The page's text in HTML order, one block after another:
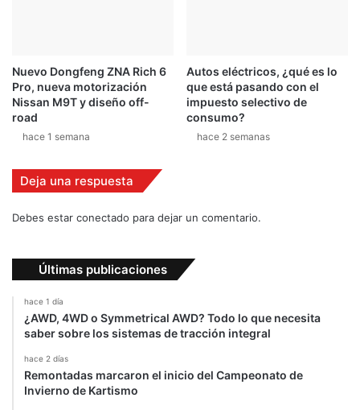
P
S
e
o
s
a
Nuevo Dongfeng ZNA Rich 6
Pro, nueva motorización
Nissan M9T y diseño off-
road
hace 1 semana
Autos eléctricos, ¿qué es lo
que está pasando con el
impuesto selectivo de
consumo?
hace 2 semanas
Deja una respuesta
Debes estar conectado para dejar un comentario.
Últimas publicaciones
hace 1 día
¿AWD, 4WD o Symmetrical AWD? Todo lo que necesita
saber sobre los sistemas de tracción integral
hace 2 días
Remontadas marcaron el inicio del Campeonato de
Invierno de Kartismo